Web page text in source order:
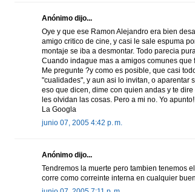
Anónimo dijo...
Oye y que ese Ramon Alejandro era bien
amigo critico de cine, y casi le sale espuma
montaje se iba a desmontar. Todo parecia
Cuando indague mas a amigos comunes
Me pregunte ?y como es posible, que casi
"cualidades", y aun asi lo invitan, o aparentar
eso que dicen, dime con quien andas y te
les olvidan las cosas. Pero a mi no. Yo
La Googla
junio 07, 2005 4:42 p. m.
Anónimo dijo...
Tendremos la muerte pero tambien tenemos
corre como correinte interna en cualquier